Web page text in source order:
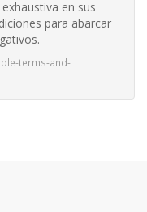
en sus
para abarcar
terms-and-